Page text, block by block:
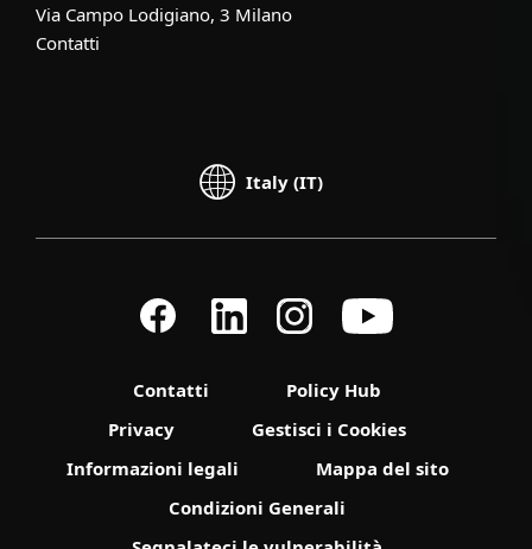
Via Campo Lodigiano, 3 Milano
Contatti
Italy (IT)
Contatti
Policy Hub
Privacy
Gestisci i Cookies
Informazioni legali
Mappa del sito
Condizioni Generali